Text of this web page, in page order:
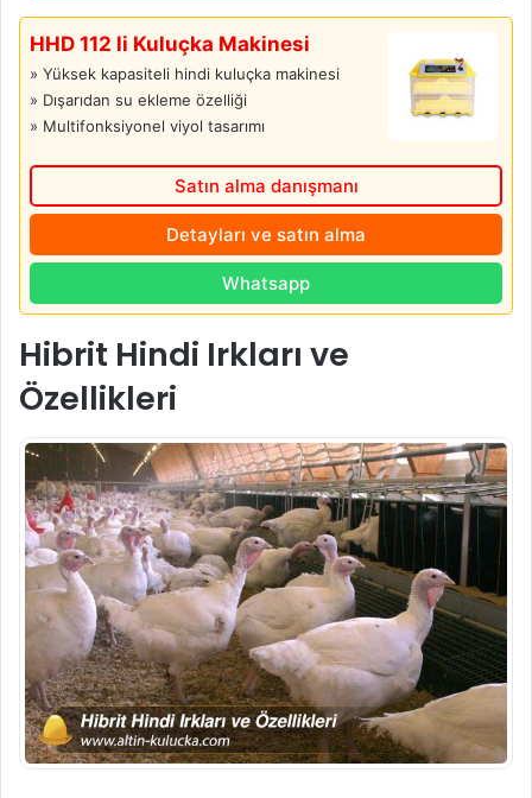
HHD 112 li Kuluçka Makinesi
» Yüksek kapasiteli hindi kuluçka makinesi
» Dışarıdan su ekleme özelliği
» Multifonksiyonel viyol tasarımı
Satın alma danışmanı
Detayları ve satın alma
Whatsapp
Hibrit Hindi Irkları ve
Özellikleri